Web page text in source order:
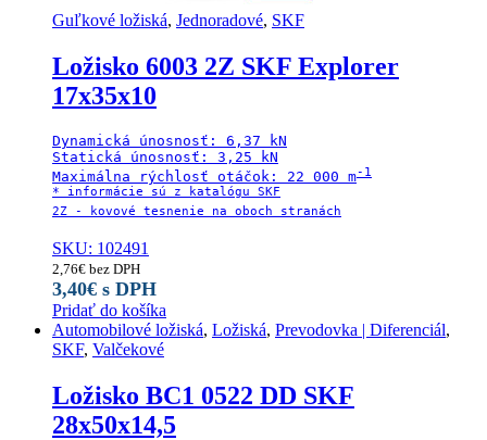
Guľkové ložiská, Jednoradové, SKF
Ložisko 6003 2Z SKF Explorer
17x35x10
Dynamická únosnosť: 6,37 kN
Statická únosnosť: 3,25 kN
Maximálna rýchlosť otáčok: 22 000 m-1
* informácie sú z katalógu SKF
SKU: 102491
2,76€ bez DPH
3,40€ s DPH
Pridať do košíka
Automobilové ložiská, Ložiská, Prevodovka | Diferenciál,
SKF, Valčekové
Ložisko BC1 0522 DD SKF
28x50x14,5